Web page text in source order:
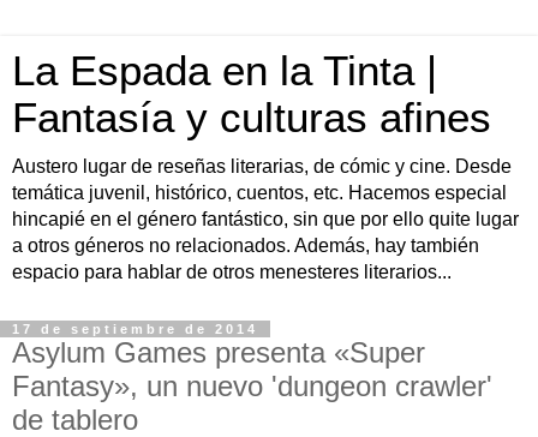
La Espada en la Tinta |
Fantasía y culturas afines
Austero lugar de reseñas literarias, de cómic y cine. Desde
temática juvenil, histórico, cuentos, etc. Hacemos especial
hincapié en el género fantástico, sin que por ello quite lugar
a otros géneros no relacionados. Además, hay también
espacio para hablar de otros menesteres literarios...
17 de septiembre de 2014
Asylum Games presenta «Super
Fantasy», un nuevo 'dungeon crawler'
de tablero